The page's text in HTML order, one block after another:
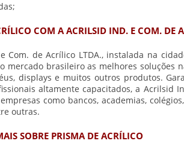
COM A ACRILSID IND. E COM. DE
Com. de Acrílico LTDA., instalada na
mercado brasileiro as melhores soluções
displays e muitos outros produtos.
altamente capacitados, a Acrilsid
como bancos, academias,
outras.
SOBRE PRISMA DE ACRÍLICO